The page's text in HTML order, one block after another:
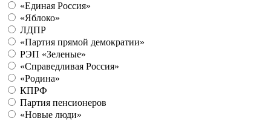
«Единая Россия»
«Яблоко»
ЛДПР
«Партия прямой демократии»
РЭП «Зеленые»
«Справедливая Россия»
«Родина»
КПРФ
Партия пенсионеров
«Новые люди»